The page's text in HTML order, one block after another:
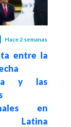
Hace 2 semanas
entre la
y las
en
Latina